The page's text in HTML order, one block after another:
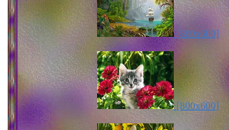
[800x600]
[800x600]